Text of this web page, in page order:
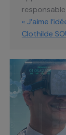
« J’aime
Clothilde